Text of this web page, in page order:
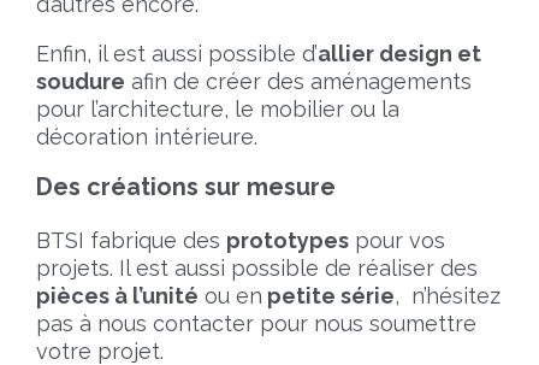
Enfin, il est aussi possible d’allier design et
soudure afin de créer des aménagements
pour l’architecture, le mobilier ou la
décoration intérieure.
Des créations sur mesure
BTSI fabrique des prototypes pour vos
projets. Il est aussi possible de réaliser des
pièces à l’unité ou en petite série, n’hésitez
pas à nous contacter pour nous soumettre
votre projet.